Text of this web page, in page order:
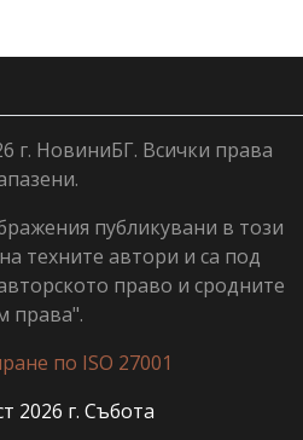
г. НовиниБГ. Всички права
публикувани в този
техните автори и са под
право и сродните
права".
по ISO 27001
2026 г. Събота